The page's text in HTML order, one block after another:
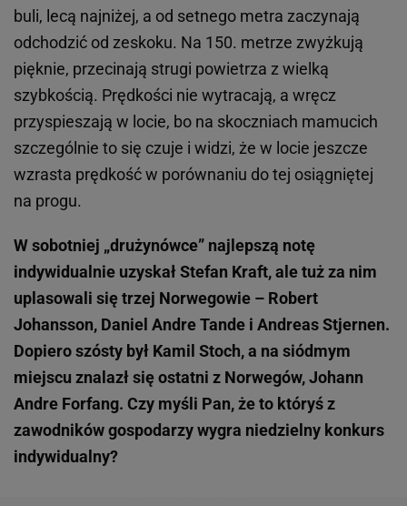
buli, lecą najniżej, a od setnego metra zaczynają
odchodzić od zeskoku. Na 150. metrze zwyżkują
pięknie, przecinają strugi powietrza z wielką
szybkością. Prędkości nie wytracają, a wręcz
przyspieszają w locie, bo na skoczniach mamucich
szczególnie to się czuje i widzi, że w locie jeszcze
wzrasta prędkość w porównaniu do tej osiągniętej
na progu.
W sobotniej „drużynówce” najlepszą notę
indywidualnie uzyskał Stefan Kraft, ale tuż za nim
uplasowali się trzej Norwegowie – Robert
Johansson, Daniel Andre Tande i Andreas Stjernen.
Dopiero szósty był Kamil Stoch, a na siódmym
miejscu znalazł się ostatni z Norwegów, Johann
Andre Forfang. Czy myśli Pan, że to któryś z
zawodników gospodarzy wygra niedzielny konkurs
indywidualny?